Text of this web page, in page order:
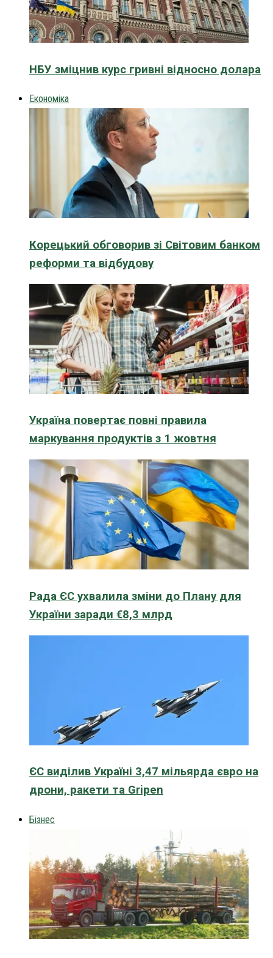
НБУ зміцнив курс гривні відносно долара
Економіка
Корецький обговорив зі Світовим банком
реформи та відбудову
Україна повертає повні правила
маркування продуктів з 1 жовтня
Рада ЄС ухвалила зміни до Плану для
України заради €8,3 млрд
ЄС виділив Україні 3,47 мільярда євро на
дрони, ракети та Gripen
Бізнес